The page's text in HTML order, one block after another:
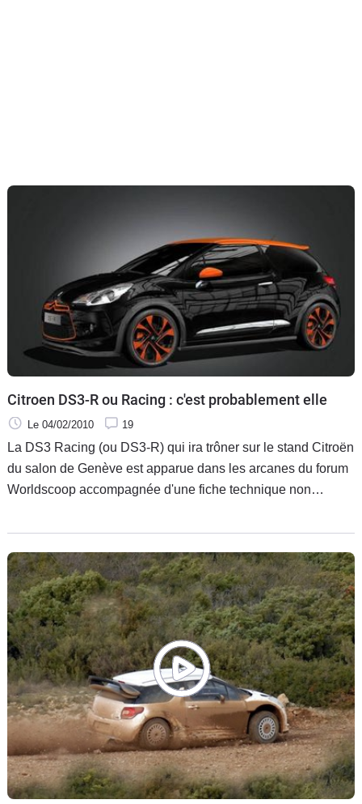
Citroen DS3-R ou Racing : c'est probablement elle
Le 04/02/2010 19
La DS3 Racing (ou DS3-R) qui ira trôner sur le stand Citroën
du salon de Genève est apparue dans les arcanes du forum
Worldscoop accompagnée d'une fiche technique non
précédentes nous